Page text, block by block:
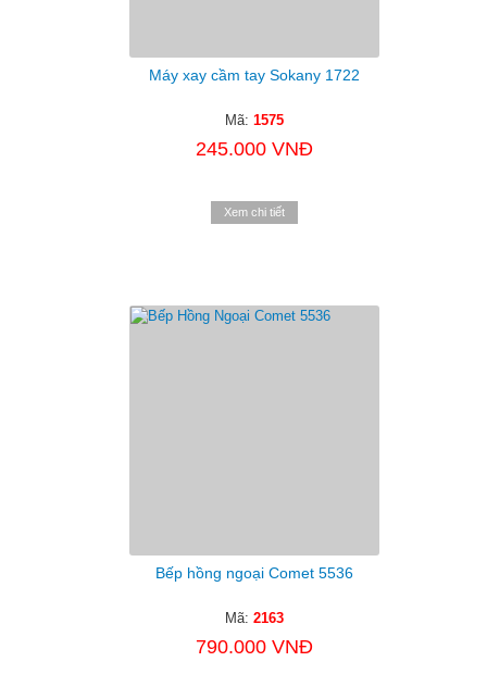
Máy xay cầm tay Sokany 1722
Mã: 1575
245.000 VNĐ
Xem chi tiết
Bếp hồng ngoại Comet 5536
Mã: 2163
790.000 VNĐ